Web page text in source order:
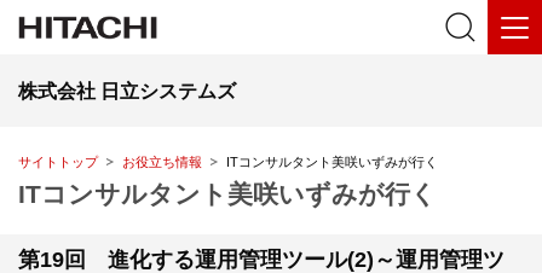
株式会社 日立システムズ
サイトトップ お役立ち情報 ITコンサルタント美咲いずみが行く
ITコンサルタント美咲いずみが行く
第19回 進化する運用管理ツール(2)～運用管理ツ